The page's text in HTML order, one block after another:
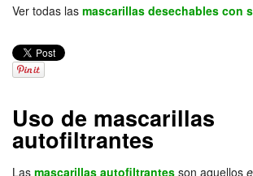
Ver todas las mascarillas desechables con
Uso de mascarillas
autofiltrantes
Las mascarillas autofiltrantes son aquellos